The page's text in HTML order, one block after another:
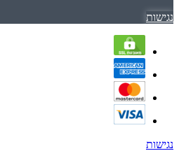
נגישות
נגישות